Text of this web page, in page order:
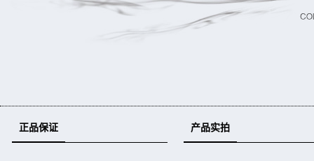
正品保证 产品实拍